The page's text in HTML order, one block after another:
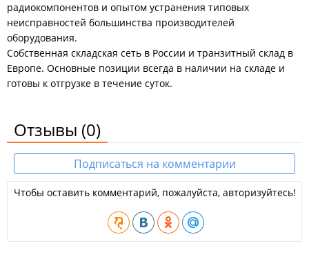
радиокомпонентов и опытом устранения типовых
неисправностей большинства производителей
оборудования.
Собственная складская сеть в России и транзитный склад в
Европе. Основные позиции всегда в наличии на складе и
готовы к отгрузке в течение суток.
Отзывы (0)
Подписаться на комментарии
Чтобы оставить комментарий, пожалуйста, авторизуйтесь!